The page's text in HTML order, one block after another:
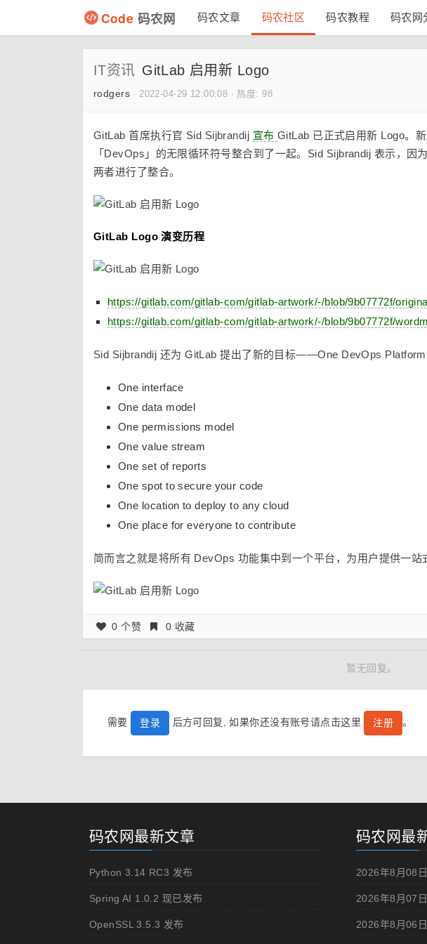
Code 码农网 码农文章 码农社区 码农教程 码农网
IT资讯 GitLab 启用新 Logo
rodgers ·2022-04-29 12:00:08 · 热度: 98
GitLab 首席执行官 Sid Sijbrandij 宣布 GitLab 已正式启用新 Logo。
「DevOps」的无限循环符号整合到了一起。Sid Sijbrandij 表示，
两者进行了整合。
GitLab Logo 演变历程
https://gitlab.com/gitlab-com/gitlab-artwork/-/blob/9b07772f/
https://gitlab.com/gitlab-com/gitlab-artwork/-/blob/9b07772f/
Sid Sijbrandij 还为 GitLab 提出了新的目标——One DevOps Platform
One interface
One data model
One permissions model
One value stream
One set of reports
One spot to secure your code
One location to deploy to any cloud
One place for everyone to contribute
简而言之就是将所有 DevOps 功能集中到一个平台，为用户提供一站
0 个赞 0 收藏
暂无回复。
需要 登录 后方可回复, 如果你还没有账号请点击这里 注册 。
码农网最新文章
Python 3.14 RC3 发布
Spring AI 1.0.2 现已发布
OpenSSL 3.5.3 发布
码农网最
2026年8月08